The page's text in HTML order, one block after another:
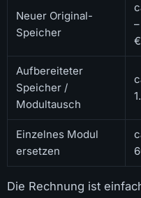
Neuer Original-
Speicher
€
Aufbereiteter
Speicher /
Modultausch
Einzelnes Modul
ersetzen
Die Rechnung ist